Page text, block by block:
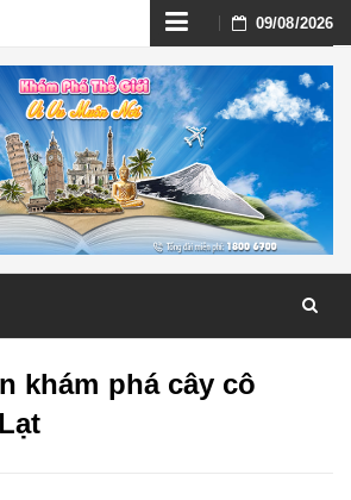
Skip
to
content
09/08/2026
khám phá cây cô